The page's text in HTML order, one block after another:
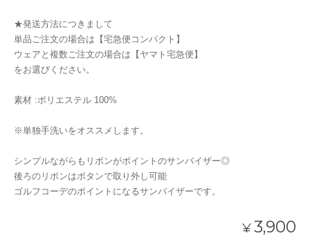
★発送方法につきまして
単品ご注文の場合は【宅急便コンパクト】
ウェアと複数ご注文の場合は【ヤマト宅急便】
をお選びください。
素材 :ポリエステル 100%
※単独手洗いをオススメします。
シンプルながらもリボンがポイントのサンバイザー◎
後ろのリボンはボタンで取り外し可能
ゴルフコーデのポイントになるサンバイザーです。
¥3,900